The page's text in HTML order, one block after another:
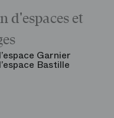
d'espaces et
Garnier
Bastille